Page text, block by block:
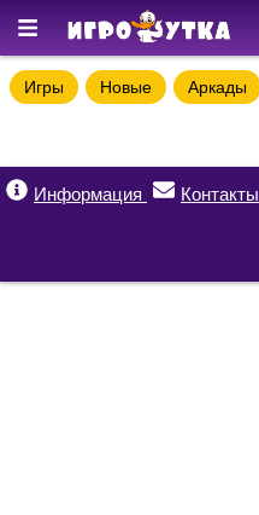
Игры Новые Аркады
Информация Контакты